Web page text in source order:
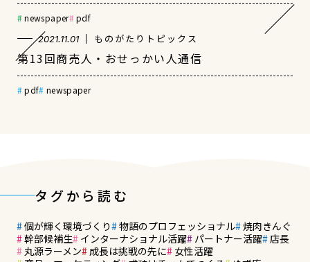
newspaper pdf
2021.11.01 ものがたりトピックス
第13回商売人・おせっかい人通信
pdf newspaper
タグから読む
個が輝く環境づくり 物語のプロフェッショナル 焼肉きんぐ
幹部候補生 インターナショナル活躍 パートナー活躍 店長
丸源ラーメン 成長は挑戦の先に
女性活躍